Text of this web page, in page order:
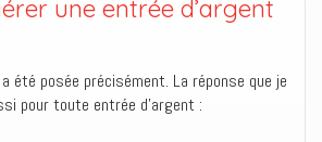
une entrée d’argent
été posée précisément. La réponse que je
pour toute entrée d’argent :